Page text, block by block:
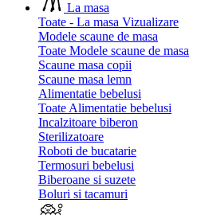
La masa
Toate - La masa Vizualizare
Modele scaune de masa
Toate Modele scaune de masa
Scaune masa copii
Scaune masa lemn
Alimentatie bebelusi
Toate Alimentatie bebelusi
Incalzitoare biberon
Sterilizatoare
Roboti de bucatarie
Termosuri bebelusi
Biberoane si suzete
Boluri si tacamuri